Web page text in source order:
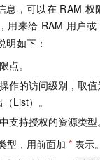
息，可以在 RAM 权
用来给 RAM 用户或
明如下：
点。
作的访问级别，取值
List）。
支持授权的资源类型
型，用前面加 * 表示。